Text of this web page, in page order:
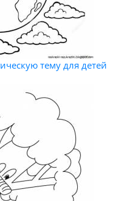
тему для детей